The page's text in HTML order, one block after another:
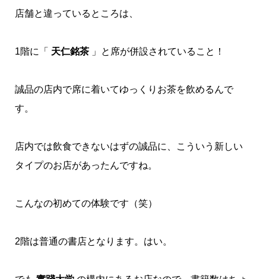
店舗と違っているところは、
1階に「 天仁銘茶」と席が併設されていること！
誠品の店内で席に着いてゆっくりお茶を飲めるんで
す。
店内では飲食できないはずの誠品に、こういう新しい
タイプのお店があったんですね。
こんなの初めての体験です（笑）
2階は普通の書店となります。はい。